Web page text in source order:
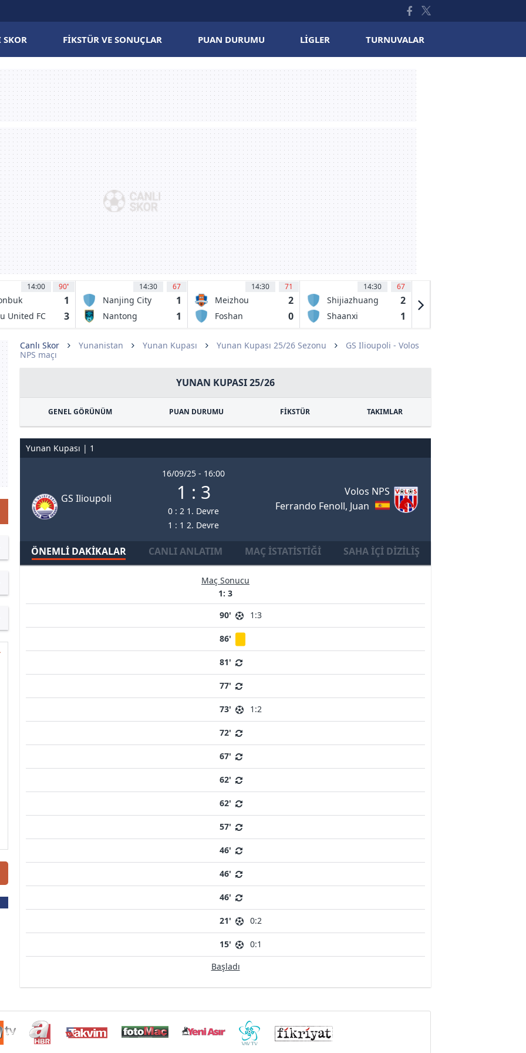
SKOR FIKSTÜR VE SONUÇLAR PUAN DURUMU LIGLER TURNUVALAR
14:00 90'
1
United FC 3
14:30 67
Nanjing City 1
Nantong
1
14:30 71
Meizhou
Hakka FC
2
Foshan
0
14:30 67
Shijiazhuang
Kungfu FC
2
Shaanxi
1
Canlı Skor Yunanistan Yunan Kupası Yunan Kupası 25/26 Sezonu
GS Ilioupoli - Volos
NPS maçı
YUNAN KUPASI 25/26
GENEL GÖRÜNÜM PUAN DURUMU FİKSTÜR TAKIMLAR
Yunan Kupası | 1
GS Ilioupoli
16/09/25 - 16:00
1 : 3
0 : 2 1. Devre
1 : 1 2. Devre
Volos NPS
Ferrando Fenoll, Juan
ÖNEMLI DAKIKALAR CANLI ANLATIM MAÇ İSTATISTIĞI SAHA İÇI DIZILIŞ
Maç Sonucu
1: 3
90'
1:3
86'
81'
77'
73' 1:2
72'
67'
62'
62'
57'
46'
46'
46'
21' 0:2
15'
0:1
Başladı